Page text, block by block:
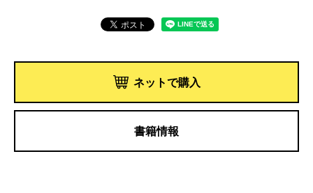
ネットで購入
書籍情報